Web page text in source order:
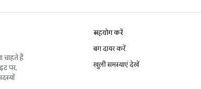
चाहते हैं
पर,
सहयोग करें
बग दायर करें
खुली समस्याएं देखें